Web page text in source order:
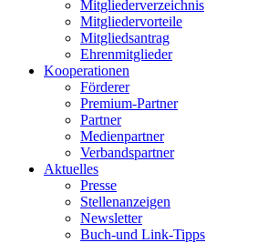
Mitgliederverzeichnis
Mitgliedervorteile
Mitgliedsantrag
Ehrenmitglieder
Kooperationen
Förderer
Premium-Partner
Partner
Medienpartner
Verbandspartner
Aktuelles
Presse
Stellenanzeigen
Newsletter
Buch-und Link-Tipps